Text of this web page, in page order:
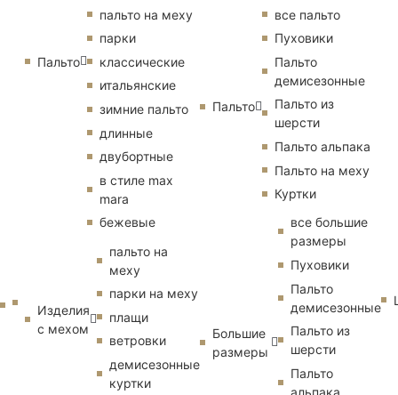
Пальто
пальто на меху
парки
классические
итальянские
зимние пальто
длинные
двубортные
в стиле max
mara
бежевые
Изделия
с мехом
пальто на
меху
парки на меху
плащи
ветровки
демисезонные
куртки
Пальто
все пальто
Пуховики
Пальто
демисезонные
Пальто из
шерсти
Пальто альпака
Пальто на меху
Куртки
Большие
размеры
все большие
размеры
Пуховики
Пальто
демисезонные
Пальто из
шерсти
Пальто
альпака